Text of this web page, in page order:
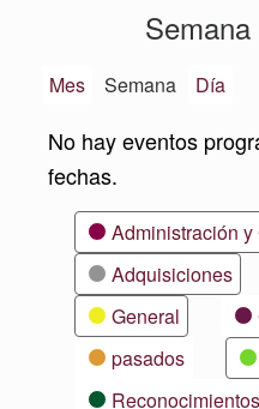
Mes Semana Día
No hay eventos
fechas.
CategoríasAdministración
Adquisiciones
General
pasados
Reconocimientos